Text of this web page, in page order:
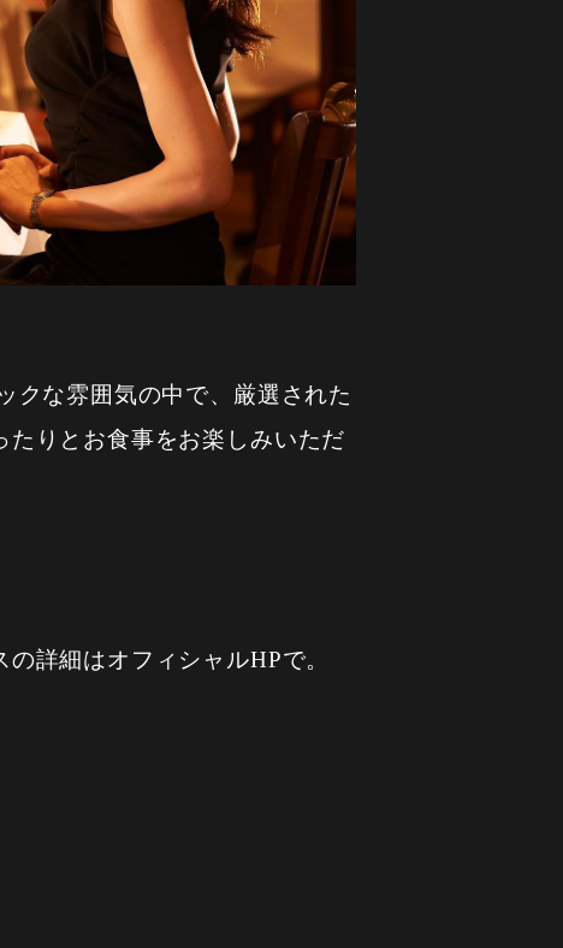
クな雰囲気の中で、厳選された
りとお食事をお楽しみいただ
詳細はオフィシャルHPで。